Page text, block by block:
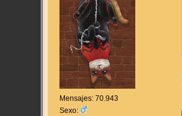
Mensajes: 70.943
Sexo: